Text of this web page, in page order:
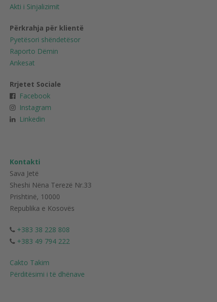
Akti i Sinjalizimit
Përkrahja për klientë
Pyetësori shëndetësor
Raporto Dëmin
Ankesat
Rrjetet Sociale
Facebook
Instagram
Linkedin
Kontakti
Sava Jetë
Sheshi Nëna Terezë Nr.33
Prishtinë, 10000
Republika e Kosovës
+383 38 228 808
+383 49 794 222
Cakto Takim
Përditësimi i të dhënave